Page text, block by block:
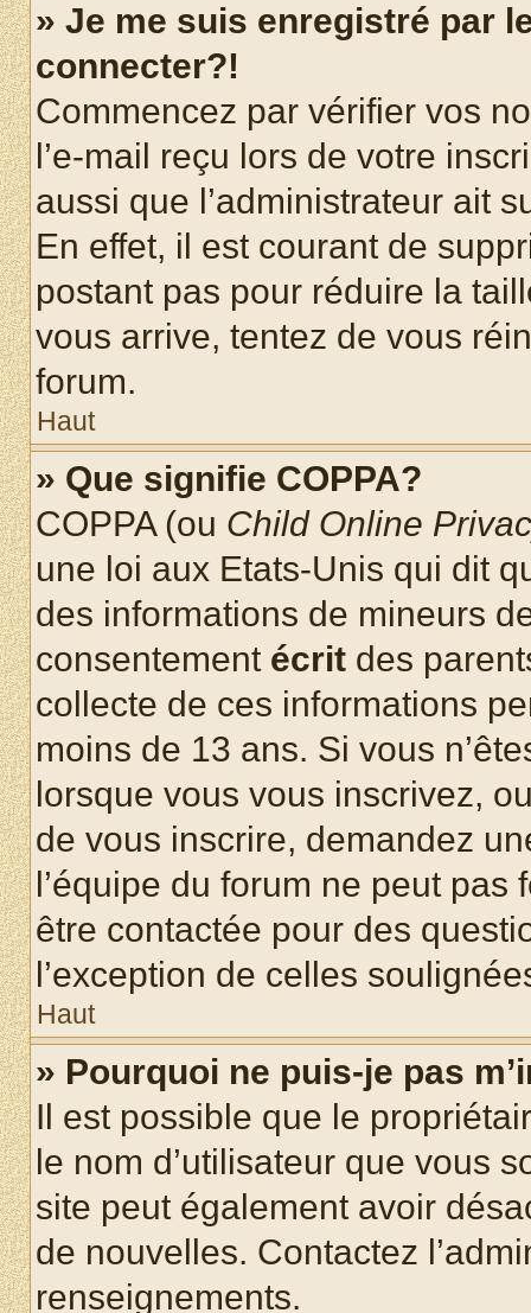
» Je me suis enregistré par
connecter?!
Commencez par vérifier vos
l’e-mail reçu lors de votre
aussi que l’administrateur ait
En effet, il est courant de
postant pas pour réduire la
vous arrive, tentez de vous
forum.
Haut
» Que signifie COPPA?
COPPA (ou Child Online
une loi aux Etats-Unis qui dit
des informations de mineurs
consentement écrit des
collecte de ces informations
moins de 13 ans. Si vous
lorsque vous vous inscrivez,
de vous inscrire, demandez
l’équipe du forum ne peut
être contactée pour des
l’exception de celles
Haut
» Pourquoi ne puis-je pas
Il est possible que le
le nom d’utilisateur que vous
site peut également avoir
de nouvelles. Contactez
renseignements.